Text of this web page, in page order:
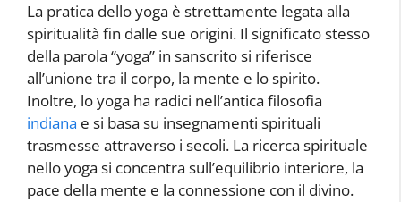
La pratica dello yoga è strettamente legata alla
spiritualità fin dalle sue origini. Il significato stesso
della parola “yoga” in sanscrito si riferisce
all’unione tra il corpo, la mente e lo spirito.
Inoltre, lo yoga ha radici nell’antica filosofia
indiana e si basa su insegnamenti spirituali
trasmesse attraverso i secoli. La ricerca spirituale
nello yoga si concentra sull’equilibrio interiore, la
pace della mente e la connessione con il divino.